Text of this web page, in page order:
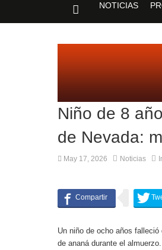
NOTICIAS
Niño de 8
de Nevada:
May 17, 2026 Noticias
Un niño de ocho años
de ananá durante el